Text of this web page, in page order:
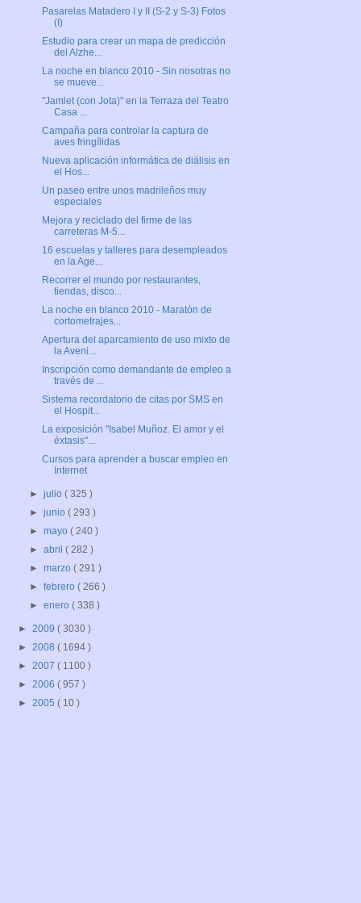
Pasarelas Matadero I y II (S-2 y S-3) Fotos
(I)
Estudio para crear un mapa de predicción
del Alzhe...
La noche en blanco 2010 - Sin nosotras no
se mueve...
"Jamlet (con Jota)" en la Terraza del Teatro
Casa ...
Campaña para controlar la captura de
aves fringílidas
Nueva aplicación informática de diálisis en
el Hos...
Un paseo entre unos madrileños muy
especiales
Mejora y reciclado del firme de las
carreteras M-5...
16 escuelas y talleres para desempleados
en la Age...
Recorrer el mundo por restaurantes,
tiendas, disco...
La noche en blanco 2010 - Maratón de
cortometrajes...
Apertura del aparcamiento de uso mixto de
la Aveni...
Inscripción como demandante de empleo a
través de ...
Sistema recordatorio de citas por SMS en
el Hospit...
La exposición "Isabel Muñoz. El amor y el
éxtasis"...
Cursos para aprender a buscar empleo en
Internet
►julio( 325 )
►junio( 293 )
►mayo( 240 )
►abril( 282 )
►marzo( 291 )
►febrero( 266 )
►enero( 338 )
► 2009 ( 3030 )
► 2008 ( 1694 )
► 2007 ( 1100 )
► 2006 ( 957 )
► 2005 ( 10 )